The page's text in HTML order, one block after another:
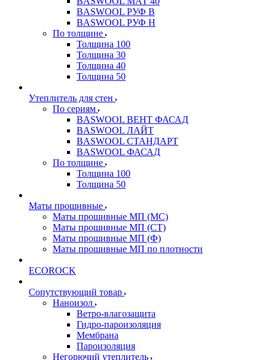
BASWOOL РУФ В
BASWOOL РУФ Н
По толщине
Толщина 100
Толщина 30
Толщина 40
Толщина 50
Утеплитель для стен
По сериям
BASWOOL ВЕНТ ФАСАД
BASWOOL ЛАЙТ
BASWOOL СТАНДАРТ
BASWOOL ФАСАД
По толщине
Толщина 100
Толщина 50
Маты прошивные
Маты прошивные МП (МС)
Маты прошивные МП (СТ)
Маты прошивные МП (Ф)
Маты прошивные МП по плотности
ECOROCK
Сопутствующий товар
Наноизол
Ветро-влагозащита
Гидро-пароизоляция
Мембрана
Пароизоляция
Негорючий утеплитель